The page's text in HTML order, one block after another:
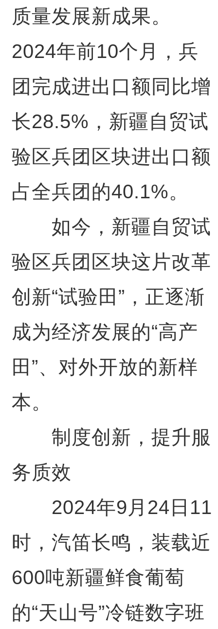
质量发展新成果。
2024年前10个月，兵
团完成进出口额同比增
长28.5%，新疆自贸试
验区兵团区块进出口额
占全兵团的40.1%。
如今，新疆自贸试
验区兵团区块这片改革
创新“试验田”，正逐渐
成为经济发展的“高产
田”、对外开放的新样
本。
制度创新，提升服
务质效
2024年9月24日11
时，汽笛长鸣，装载近
600吨新疆鲜食葡萄
的“天山号”冷链数字班